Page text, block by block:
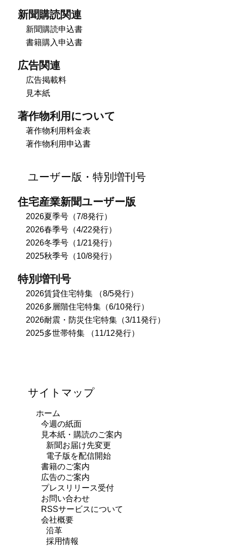
新聞購読関連
新聞購読申込書
書籍購入申込書
広告関連
広告掲載料
見本紙
著作物利用について
著作物利用料金表
著作物利用申込書
ユーザー版・特別増刊号
住宅産業新聞ユーザー版
2026夏季号（7/8発行）
2026春季号（4/22発行）
2026冬季号（1/21発行）
2025秋季号（10/8発行）
特別増刊号
2026賃貸住宅特集 （8/5発行）
2026多層階住宅特集（6/10発行）
2026耐震・防災住宅特集（3/11発行）
2025多世帯特集 （11/12発行）
サイトマップ
ホーム
今週の紙面
見本紙・購読のご案内
新聞お届け先変更
電子版を配信開始
書籍のご案内
広告のご案内
プレスリリース受付
お問い合わせ
RSSサービスについて
会社概要
沿革
採用情報